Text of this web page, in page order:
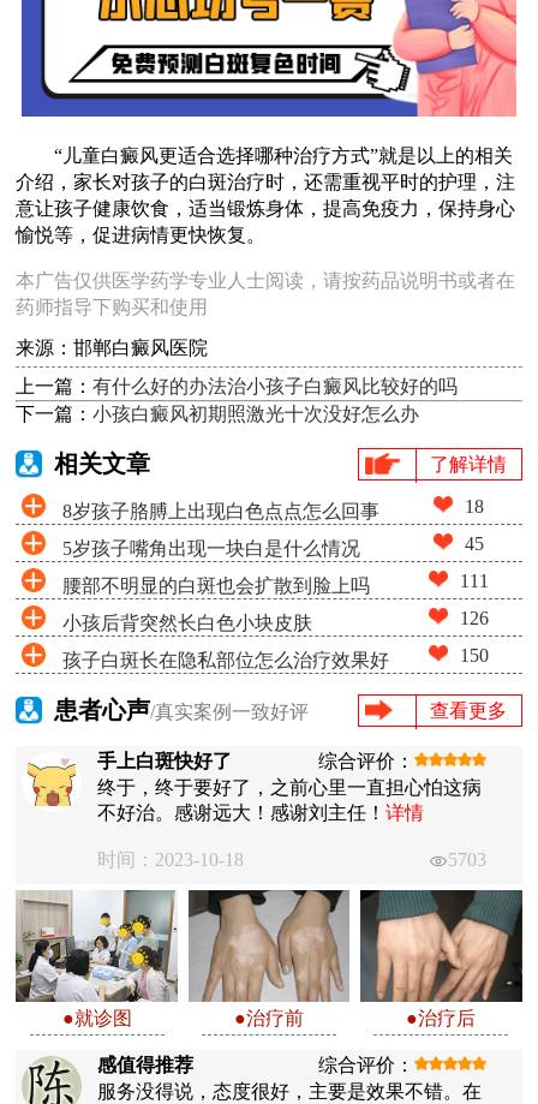
“儿童白癜风更适合选择哪种治疗方式”就是以上的相关
介绍，家长对孩子的白斑治疗时，还需重视平时的护理，注
意让孩子健康饮食，适当锻炼身体，提高免疫力，保持身心
愉悦等，促进病情更快恢复。
本广告仅供医学药学专业人士阅读，请按药品说明书或者在
药师指导下购买和使用
来源：邯郸白癜风医院
上一篇：有什么好的办法治小孩子白癜风比较好的吗
下一篇：小孩白癜风初期照激光十次没好怎么办
相关文章 了解详情
8岁孩子胳膊上出现白色点点怎么回事 18
5岁孩子嘴角出现一块白是什么情况 45
腰部不明显的白斑也会扩散到脸上吗 111
小孩后背突然长白色小块皮肤 126
孩子白斑长在隐私部位怎么治疗效果好 150
患者心声/真实案例一致好评 查看更多
手上白斑快好了
综合评价：
终于，终于要好了，之前心里一直担心怕这病
不好治。感谢远大！感谢刘主任！详情
时间：2023-10-18 5703
●就诊图 ●治疗前 ●治疗后
感值得推荐
综合评价：
服务没得说，态度很好，主要是效果不错。在